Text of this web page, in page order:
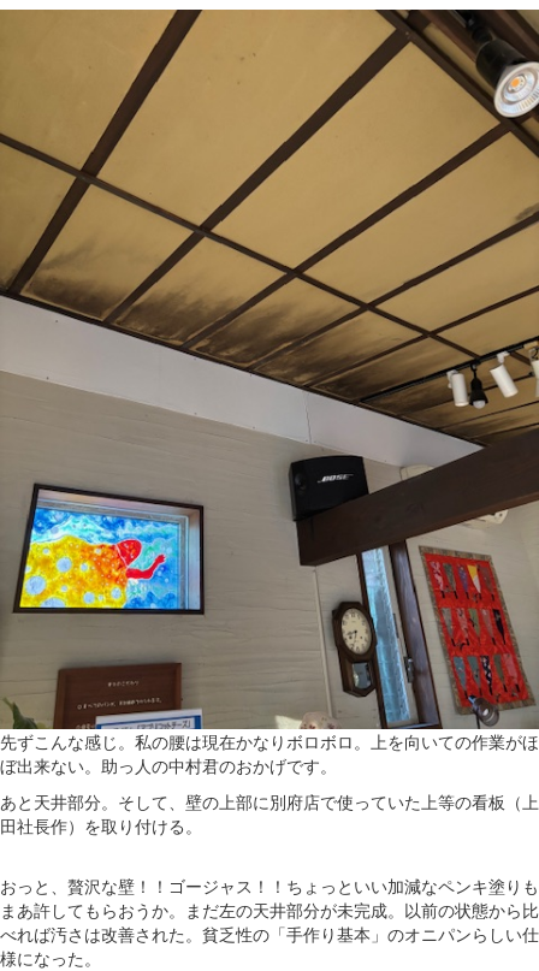
先ずこんな感じ。私の腰は現在かなりボロボロ。上を向いての作業がほ
ぼ出来ない。助っ人の中村君のおかげです。
あと天井部分。そして、壁の上部に別府店で使っていた上等の看板（上
田社長作）を取り付ける。
おっと、贅沢な壁！！ゴージャス！！ちょっといい加減なペンキ塗りも
まあ許してもらおうか。まだ左の天井部分が未完成。以前の状態から比
べれば汚さは改善された。貧乏性の「手作り基本」のオニパンらしい仕
様になった。